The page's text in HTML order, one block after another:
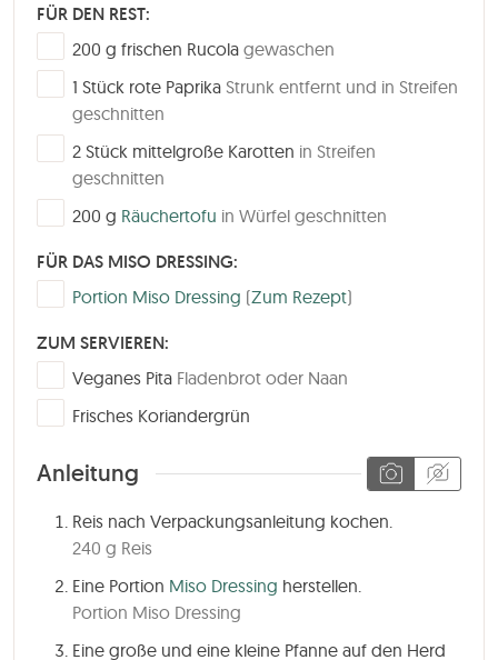
FÜR DEN REST:
▢
200 g frischen Rucola gewaschen
▢1 Stück rote Paprika Strunk entfernt und in Streifen
geschnitten
▢
2 Stück mittelgroße Karotten in Streifen
geschnitten
▢
200 g Räuchertofu in Würfel geschnitten
FÜR DAS MISO DRESSING:
▢
Portion Miso Dressing (Zum Rezept)
ZUM SERVIEREN:
▢
Veganes Pita Fladenbrot oder Naan
▢
Frisches Koriandergrün
Anleitung
Reis nach Verpackungsanleitung kochen.
240 g Reis
Eine Portion Miso Dressing herstellen.
Portion Miso Dressing
Eine große und eine kleine Pfanne auf den Herd